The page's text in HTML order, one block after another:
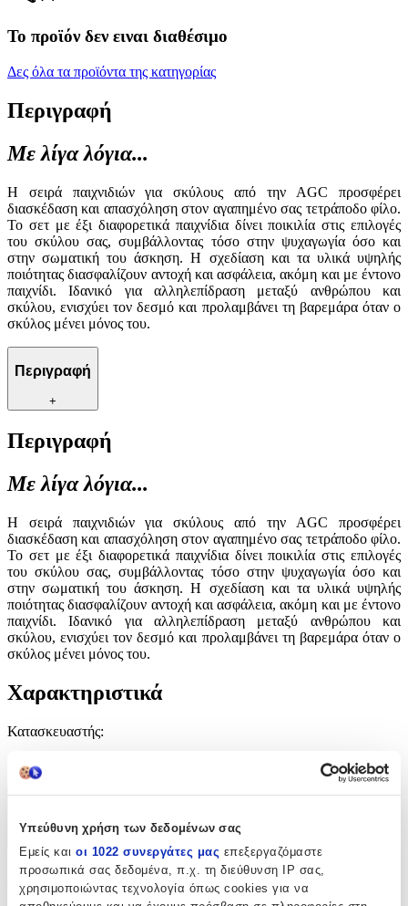
Υπεύθυνη χρήση των δεδομένων σας
Εμείς και οι 1022 συνεργάτες μας επεξεργαζόμαστε
προσωπικά σας δεδομένα, π.χ. τη διεύθυνση IP σας,
χρησιμοποιώντας τεχνολογία όπως cookies για να
Το προϊόν δεν ειναι διαθέσιμο
Δες όλα τα προϊόντα της κατηγορίας
Περιγραφή
Με λίγα λόγια...
Η σειρά παιχνιδιών για σκύλους από την AGC προσφέρει
διασκέδαση και απασχόληση στον αγαπημένο σας τετράποδο φίλο.
Το σετ με έξι διαφορετικά παιχνίδια δίνει ποικιλία στις επιλογές
του σκύλου σας, συμβάλλοντας τόσο στην ψυχαγωγία όσο και
στην σωματική του άσκηση. Η σχεδίαση και τα υλικά υψηλής
ποιότητας διασφαλίζουν αντοχή και ασφάλεια, ακόμη και με έντονο
παιχνίδι. Ιδανικό για αλληλεπίδραση μεταξύ ανθρώπου και
σκύλου, ενισχύει τον δεσμό και προλαμβάνει τη βαρεμάρα όταν ο
σκύλος μένει μόνος του.
Περιγραφή
+
Περιγραφή
Με λίγα λόγια...
Η σειρά παιχνιδιών για σκύλους από την AGC προσφέρει
διασκέδαση και απασχόληση στον αγαπημένο σας τετράποδο φίλο.
Το σετ με έξι διαφορετικά παιχνίδια δίνει ποικιλία στις επιλογές
του σκύλου σας, συμβάλλοντας τόσο στην ψυχαγωγία όσο και
στην σωματική του άσκηση. Η σχεδίαση και τα υλικά υψηλής
ποιότητας διασφαλίζουν αντοχή και ασφάλεια, ακόμη και με έντονο
παιχνίδι. Ιδανικό για αλληλεπίδραση μεταξύ ανθρώπου και
σκύλου, ενισχύει τον δεσμό και προλαμβάνει τη βαρεμάρα όταν ο
σκύλος μένει μόνος του.
Χαρακτηριστικά
Κατασκευαστής:
Χαρακτηριστικά